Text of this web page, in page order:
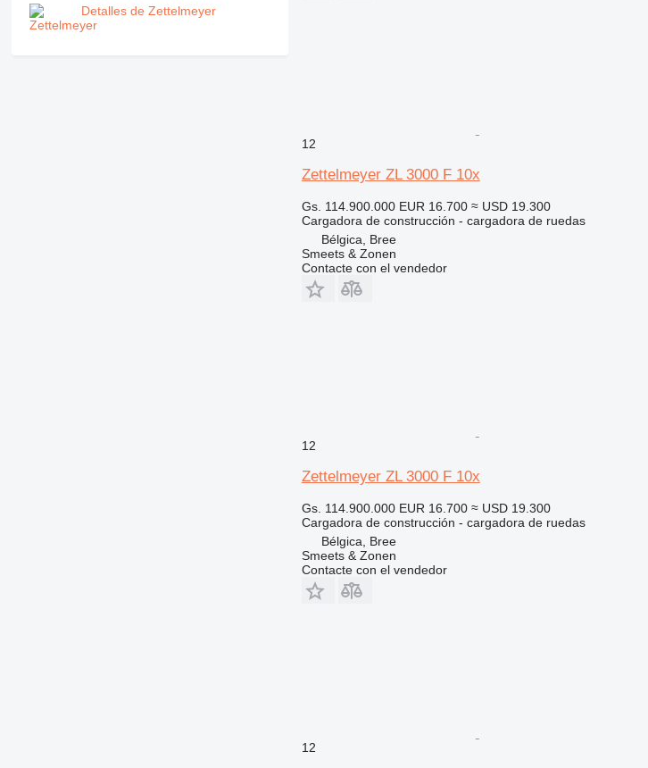
Detalles de Zettelmeyer
12
Zettelmeyer ZL 3000 F 10x
Gs. 114.900.000 EUR 16.700 ≈ USD 19.300
Cargadora de construcción - cargadora de ruedas
Bélgica, Bree
Smeets & Zonen
Contacte con el vendedor
12
Zettelmeyer ZL 3000 F 10x
Gs. 114.900.000 EUR 16.700 ≈ USD 19.300
Cargadora de construcción - cargadora de ruedas
Bélgica, Bree
Smeets & Zonen
Contacte con el vendedor
12